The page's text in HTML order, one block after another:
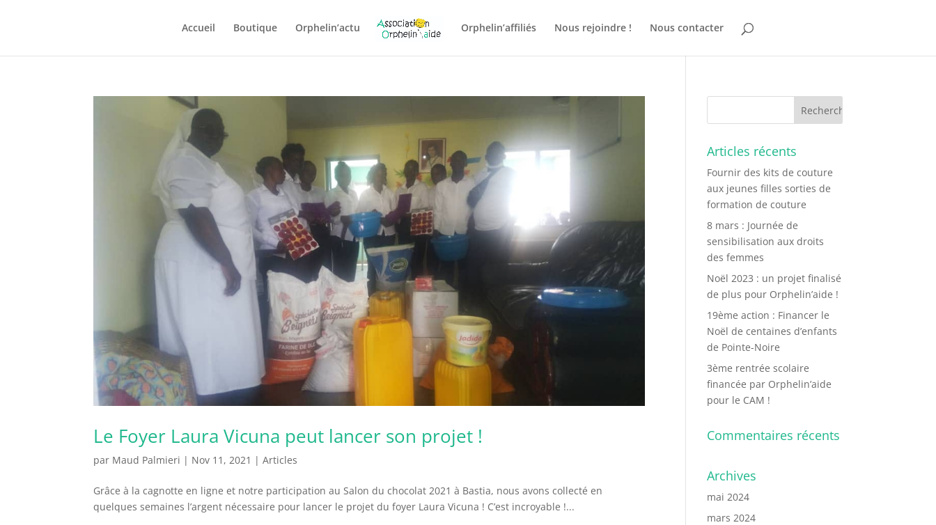
Accueil Boutique Orphelin’actu Orphelin’affiliés Nous rejoindre ! Nous contacter
Le Foyer Laura Vicuna peut lancer son projet !
par Maud Palmieri | Nov 11, 2021 |Articles
Grâce à la cagnotte en ligne et notre participation au Salon du chocolat 2021 à Bastia, nous avons collecté en
quelques semaines l’argent nécessaire pour lancer le projet du foyer Laura Vicuna ! C’est incroyable !...
Articles récents
Fournir des kits de couture
aux jeunes filles sorties de
formation de couture
8 mars : Journée de
sensibilisation aux droits
des femmes
Noël 2023 : un projet finalisé
de plus pour Orphelin’aide !
19ème action : Financer le
Noël de centaines d’enfants
de Pointe-Noire
3ème rentrée scolaire
financée par Orphelin’aide
pour le CAM !
Commentaires récents
Archives
mai 2024
mars 2024